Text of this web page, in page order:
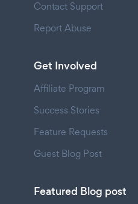
Contact Support
Report Abuse
Get Involved
Affiliate Program
Success Stories
Feature Requests
Guest Blog Post
Featured Blog post